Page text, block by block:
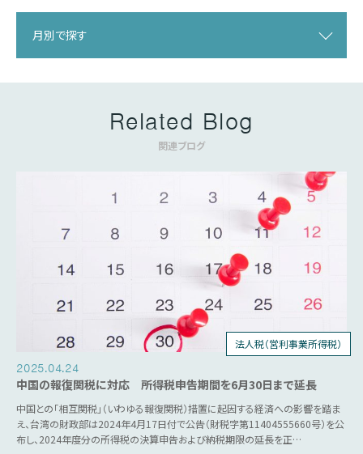
月別で探す
Related Blog
関連ブログ
個人所得税
法人税（営利事業所得税）
2025.04.24
中国の報復関税に対応 所得税申告期間を6月30日まで延長
中国との「相互関税」（いわゆる報復関税）措置に起因する経済への影響を踏ま
え、台湾の財政部は2024年4月17日付で公告（財税字第11404555660号）を公
布し、2024年度分の所得税の決算申告および納税期限の延長を正…